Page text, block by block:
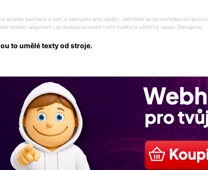
stránky partnera a tam si zakoupíte jeho služby, obdržíme za zprostředkování provizi
redakci, abychom i do budoucna mohli tvořit kvalitní a užitečný obsah. Ďekujeme.
to umělé texty od stroje.